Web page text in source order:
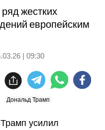
жестких
европейским
| 09:30
Дональд Трамп
усилил